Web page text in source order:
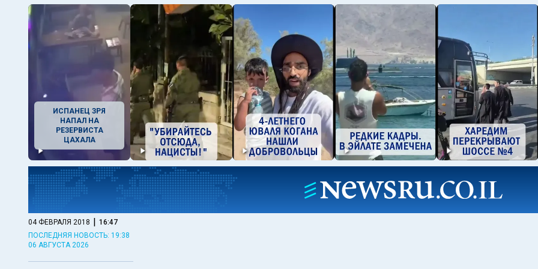
ИСПАНЕЦ ЗРЯ
НАПАЛ НА
РЕЗЕРВИСТА
ЦАХАЛА
04 ФЕВРАЛЯ 2018 | 16:47
ПОСЛЕДНЯЯ НОВОСТЬ: 19:38
06 АВГУСТА 2026